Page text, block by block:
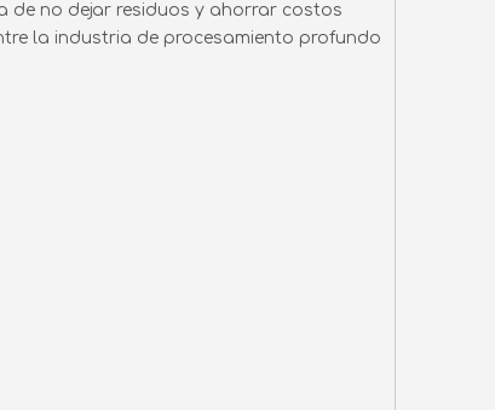
de no dejar residuos y ahorrar costos
la industria de procesamiento profundo